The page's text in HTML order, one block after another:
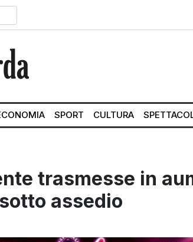
SPORT CULTURA
trasmesse in
assedio